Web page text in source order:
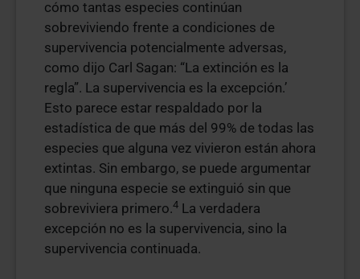
cómo tantas especies continúan
sobreviviendo frente a condiciones de
supervivencia potencialmente adversas,
como dijo Carl Sagan: “La extinción es la
regla”. La supervivencia es la excepción.’
Esto parece estar respaldado por la
estadística de que más del 99% de todas las
especies que alguna vez vivieron están ahora
extintas. Sin embargo, se puede argumentar
que ninguna especie se extinguió sin que
sobreviviera primero.4 La verdadera
excepción no es la supervivencia, sino la
supervivencia continuada.